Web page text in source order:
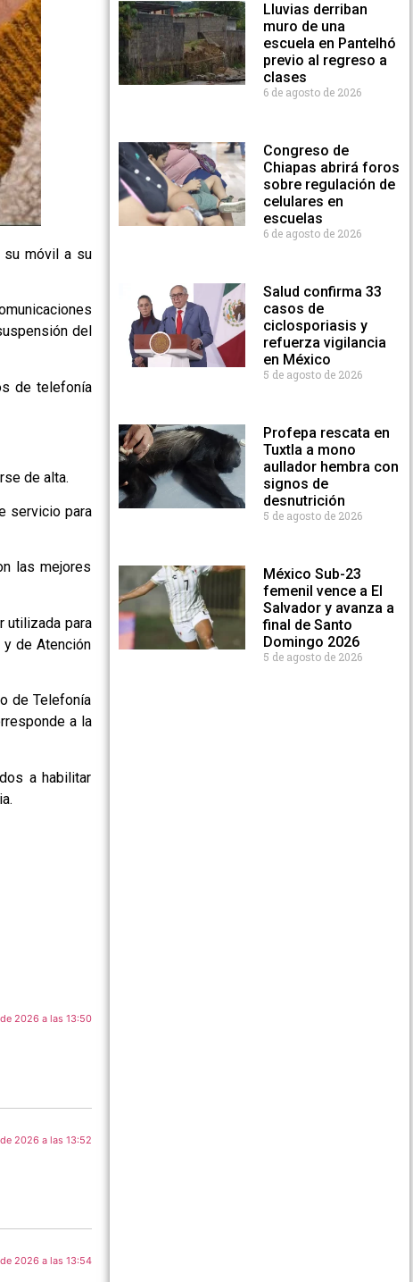
su móvil a su
del
de telefonía
de alta.
servicio para
las mejores
utilizada para
de Atención
de Telefonía
a la
a habilitar
2026 a las 13:50
2026 a las 13:52
2026 a las 13:54
Lluvias derriban
muro de una
escuela en Pantelhó
previo al regreso a
clases
6 de agosto de 2026
Congreso de
Chiapas abrirá foros
sobre regulación de
celulares en
escuelas
6 de agosto de 2026
Salud confirma 33
casos de
ciclosporiasis y
refuerza vigilancia
en México
5 de agosto de 2026
Profepa rescata en
Tuxtla a mono
aullador hembra con
signos de
desnutrición
5 de agosto de 2026
México Sub-23
femenil vence a El
Salvador y avanza a
final de Santo
Domingo 2026
5 de agosto de 2026